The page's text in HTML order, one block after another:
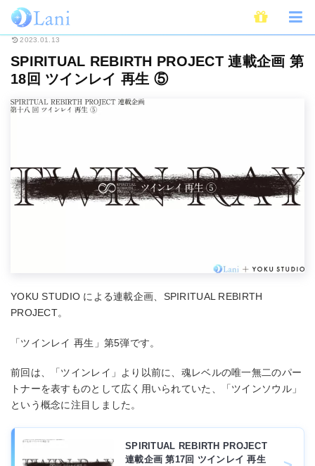
ホーム 連載 SPIRITUAL REBIRTH
2023.01.13
SPIRITUAL REBIRTH PROJECT 連載企画 第
18回 ツインレイ 再生 ⑤
YOKU STUDIO による連載企画、SPIRITUAL REBIRTH
PROJECT。
「ツインレイ 再生」第5弾です。
前回は、「ツインレイ」より以前に、魂レベルの唯一無二のパー
トナーを表すものとして広く用いられていた、「ツインソウル」
という概念に注目しました。
SPIRITUAL REBIRTH PROJECT
連載企画 第17回 ツインレイ 再⽣